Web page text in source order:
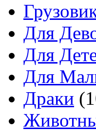
Для
Для
Для
Драки